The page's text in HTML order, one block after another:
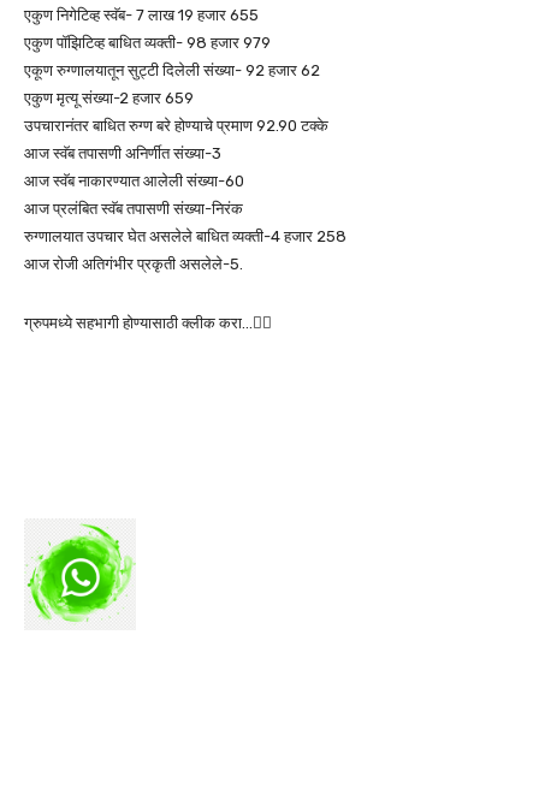
एकुण निगेटिव्ह स्वॅब- 7 लाख 19 हजार 655
एकुण पॉझिटिव्ह बाधित व्यक्ती- 98 हजार 979
एकूण रुग्णालयातून सुट्टी दिलेली संख्या- 92 हजार 62
एकुण मृत्यू संख्या-2 हजार 659
उपचारानंतर बाधित रुग्ण बरे होण्याचे प्रमाण 92.90 टक्के
आज स्वॅब तपासणी अनिर्णीत संख्या-3
आज स्वॅब नाकारण्यात आलेली संख्या-60
आज प्रलंबित स्वॅब तपासणी संख्या-निरंक
रुग्णालयात उपचार घेत असलेले बाधित व्यक्ती-4 हजार 258
आज रोजी अतिगंभीर प्रकृती असलेले-5.
ग्रुपमध्ये सहभागी होण्यासाठी क्लीक करा…👆🏻